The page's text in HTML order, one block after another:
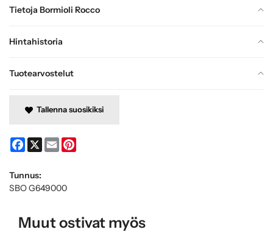
Tietoja Bormioli Rocco
Hintahistoria
Tuotearvostelut
Tallenna suosikiksi
Facebook
X Email
Tunnus:
SBO G649000
Muut ostivat myös